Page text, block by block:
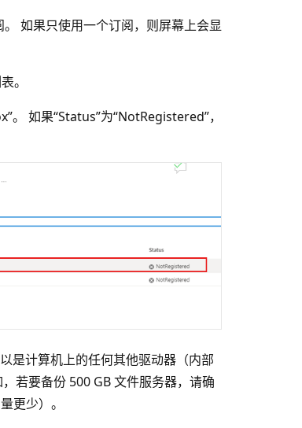
如果只使用一个订阅，则屏幕上会显
。
如果“Status”为“NotRegistered”，
是计算机上的任何其他驱动器（内部
若要备份 500 GB 文件服务器，请确
更少）。